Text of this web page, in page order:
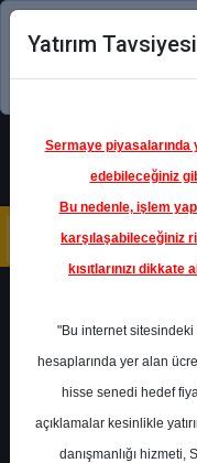
Şimdi
Yatırım
Sermaye piyasalarında
edebileceğiniz
Bu nedenle, işlem
karşılaşabileceğiniz
kısıtlarınızı
"Bu internet
hesaplarında yer alan
hisse senedi hedef
açıklamalar kesinlikle
danışmanlığı